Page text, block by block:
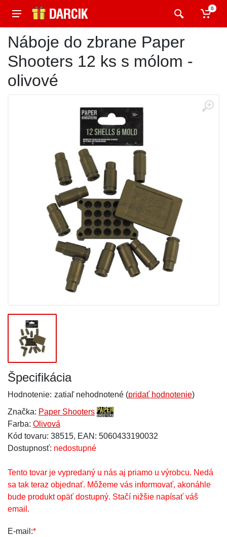
0
Náboje do zbrane Paper
Shooters 12 ks s mólom -
olivové
Špecifikácia
Hodnotenie: zatiaľ nehodnotené (pridať hodnotenie)
Značka: Paper Shooters
Farba: Olivová
Kód tovaru: 38515, EAN: 5060433190032
Dostupnosť: nedostupné
Tento tovar je vypredaný u nás aj priamo u výrobcu. Nedá
sa tak teraz objednať. Môžeme vás informovať, akonáhle
bude produkt opäť dostupný. Stačí nižšie napísať váš
email.
E-mail:*